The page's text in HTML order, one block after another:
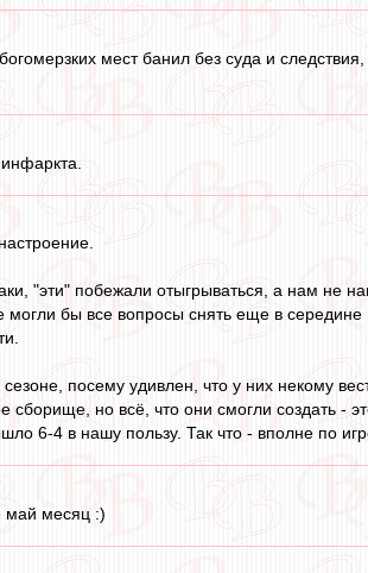
мест банил без суда и
"эти" побежали отыгрываться, а нам не
бы все вопросы снять еще в
посему удивлен, что у них некому
сборище, но всё, что они смогли создать -
6-4 в нашу пользу. Так что - вполне по
май месяц :)